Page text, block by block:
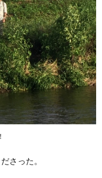
さった。